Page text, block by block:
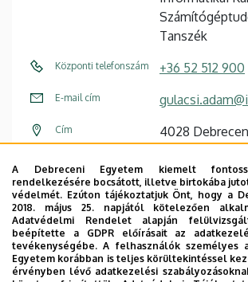
Tanszék
Központi telefonszám +36 52 512 900
E-mail cím
Cím 4028
Informatikai
Emelet, ajtó 1. emelet, I117
Weboldal Szervezeti
A Debreceni Egyetem kiemelt
rendelkezésére bocsátott, illetve birtokába
védelmét. Ezúton tájékoztatjuk Önt, hogy a
2018. május 25. napjától kötelezően
Adatvédelmi Rendelet alapján
beépítette a GDPR előírásait az
tevékenységébe. A felhasználók személyes
Egyetem korábban is teljes körültekintéssel
érvényben lévő adatkezelési